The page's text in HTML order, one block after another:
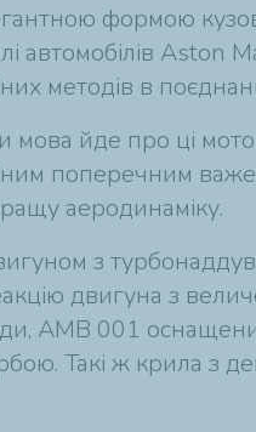
формою
автомобілів Aston
методів в
мова йде про ці
поперечним
аеродинаміку.
з
двигуна з
AMB 001
Такі ж крила з